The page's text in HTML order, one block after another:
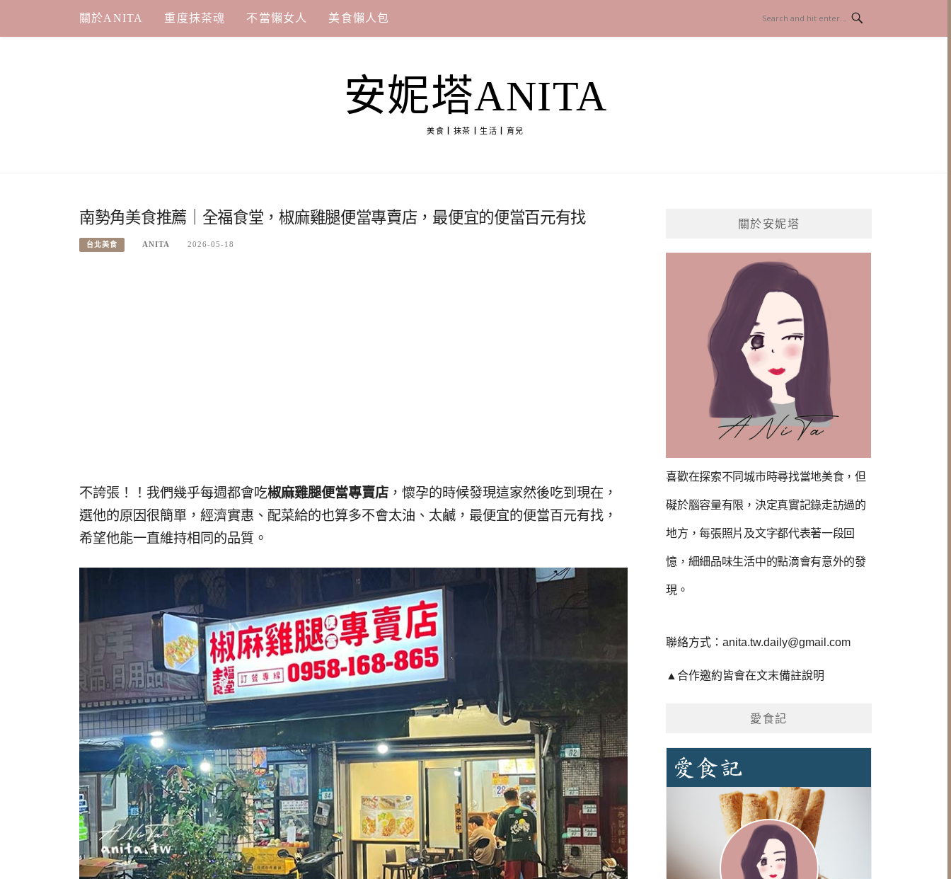
content
關於ANITA 重度抹茶魂 不當懶女人 美食懶人包
安妮塔ANITA
美食┃抹茶┃生活┃育兒
南勢角美食推薦｜全福食堂，椒麻雞腿便當專賣店，最便宜的便當百元有找
台北美食 ANITA 2026-05-18
不誇張！！我們幾乎每週都會吃椒麻雞腿便當專賣店 ，懷孕的時候發現這家然後吃到現在，
選他的原因很簡單，經濟實惠、配菜給的也算多不會太油、太鹹，最便宜的便當百元有找，
希望他能一直維持相同的品質。
關於安妮塔
喜歡在探索不同城市時尋找當地美食，但
礙於腦容量有限，決定真實記錄走訪過的
地方，每張照片及文字都代表著一段回
憶， 細細品味生活中的點滴會有意外的發
現 。
聯絡方式：anita.tw.daily@gmail.com
▲合作邀約皆會在文末備註說明
愛食記